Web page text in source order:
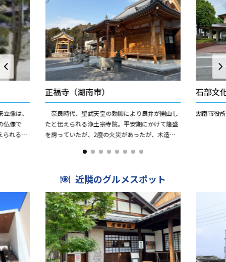
像は、
仏像で
られる石
正福寺（湖南市）
奈良時代、聖武天皇の勅願により良弁が開山し
たと伝えられる浄土宗寺院。平安期にかけて隆盛
を誇っていたが、2度の火災があったが、木造大
木造地増菩薩半跏像などの...
石部文
湖南市役
近隣のグルメスポット